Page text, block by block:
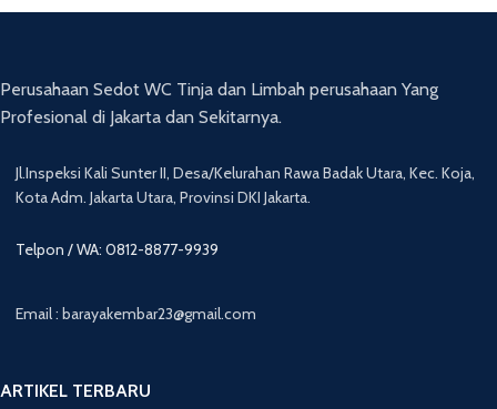
Perusahaan Sedot WC Tinja dan Limbah perusahaan Yang
Profesional di Jakarta dan Sekitarnya.
Jl.Inspeksi Kali Sunter II, Desa/Kelurahan Rawa Badak Utara, Kec. Koja,
Kota Adm. Jakarta Utara, Provinsi DKI Jakarta.
Telpon / WA: 0812-8877-9939
Email : barayakembar23@gmail.com
ARTIKEL TERBARU